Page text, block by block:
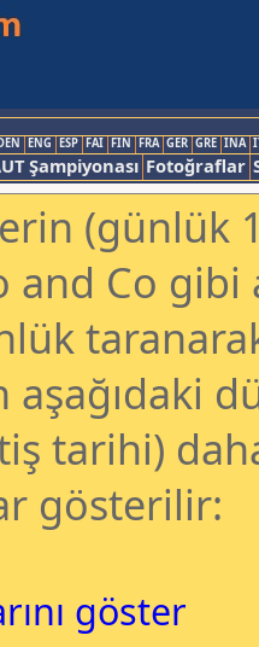
ENG ESP FAI FIN FRA GER GRE INA
Şampiyonası Fotoğraflar
(günlük
and Co
aşağıdaki
tarihi)
gösterilir:
göster